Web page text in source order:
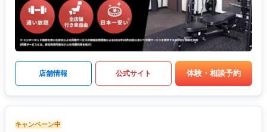
店舗情報 公式サイト 体験・相談予約
キャンペーン中